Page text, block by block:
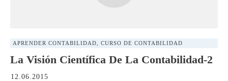
APRENDER CONTABILIDAD CURSO DE CONTABILIDAD
La Visión Científica De La Contabilidad-2
12.06.2015